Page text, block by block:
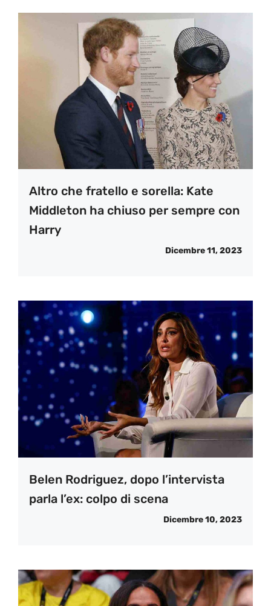
Altro che fratello e sorella: Kate
Middleton ha chiuso per sempre con
Harry
Dicembre 11, 2023
Belen Rodriguez, dopo l’intervista
parla l’ex: colpo di scena
Dicembre 10, 2023